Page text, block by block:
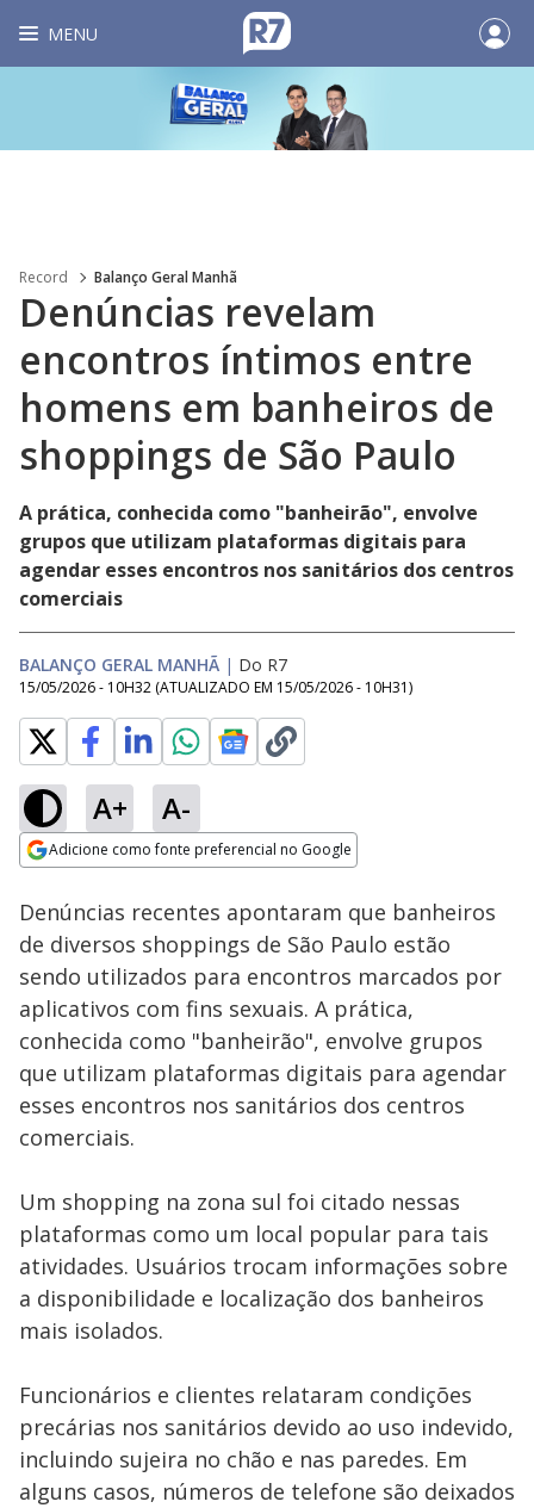
MENU
Record Balanço Geral Manhã
Denúncias revelam
encontros íntimos entre
homens em banheiros de
shoppings de São Paulo
A prática, conhecida como "banheirão", envolve
grupos que utilizam plataformas digitais para
agendar esses encontros nos sanitários dos centros
comerciais
BALANÇO GERAL MANHÃ | Do R7
15/05/2026 - 10H32 (ATUALIZADO EM 15/05/2026 - 10H31)
A+ A-
Adicione como fonte preferencial no Google
Ativar
Loaded :
15.33%
Denúncias recentes apontaram que banheiros
de diversos shoppings de São Paulo estão
sendo utilizados para encontros marcados por
aplicativos com fins sexuais. A prática,
conhecida como "banheirão", envolve grupos
que utilizam plataformas digitais para agendar
esses encontros nos sanitários dos centros
comerciais.
Um shopping na zona sul foi citado nessas
plataformas como um local popular para tais
atividades. Usuários trocam informações sobre
a disponibilidade e localização dos banheiros
mais isolados.
Funcionários e clientes relataram condições
precárias nos sanitários devido ao uso indevido,
incluindo sujeira no chão e nas paredes. Em
alguns casos, números de telefone são deixados